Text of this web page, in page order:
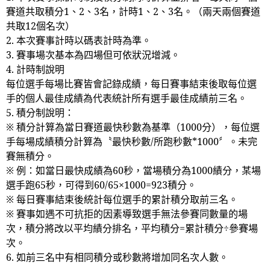
賽道共取積分1 、 2 、 3名，計時1 、 2 、 3名。（兩天兩個賽道
共取12個名次）
2. 本次賽事計時以碼表計時為準。
3. 賽事場次基本為四場但可依狀況增減。
4. 計時制說明
每位選手每場比賽皆會記錄成績，每日賽事結束後取每位選
手的個人最佳成績為代表統計所有選手最佳成績前三名。
5. 積分制說明：
※ 積分計算為當日賽道最快秒數為基準（1000分），每位選
手每場成績積分計算為〝最快秒數/所跑秒數*1000〞。未完
賽無積分。
※ 例：如當日最快成績為60秒，當場積分為1000績分，某場
選手跑65秒，可得到60/65×1000=923積分。
※ 每日賽事結束後統計每位選手的累計積分取前三名。
※ 賽事如遇不可抗拒的因素導致選手無法參賽同數量的場
次，積分將改以平均績分排名，平均積分=累計積分÷參賽場
次。
6. 如前三名中有相同積分或秒數將增加同名次人數。